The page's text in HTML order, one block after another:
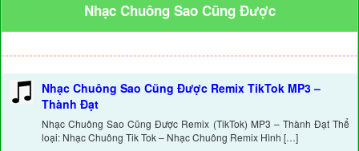
Nhạc Chuông Sao Cũng Được
Nhạc Chuông Sao Cũng Được Remix TikTok MP3 –
Thành Đạt
Nhạc Chuông Sao Cũng Được Remix (TikTok) MP3 – Thành Đạt Thể
loại: Nhạc Chuông Tik Tok – Nhạc Chuông Remix Hình […]